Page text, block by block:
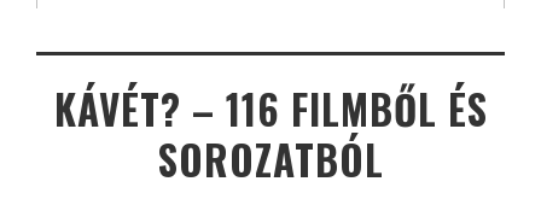
KÁVÉT? – 116 FILMBŐL ÉS
SOROZATBÓL